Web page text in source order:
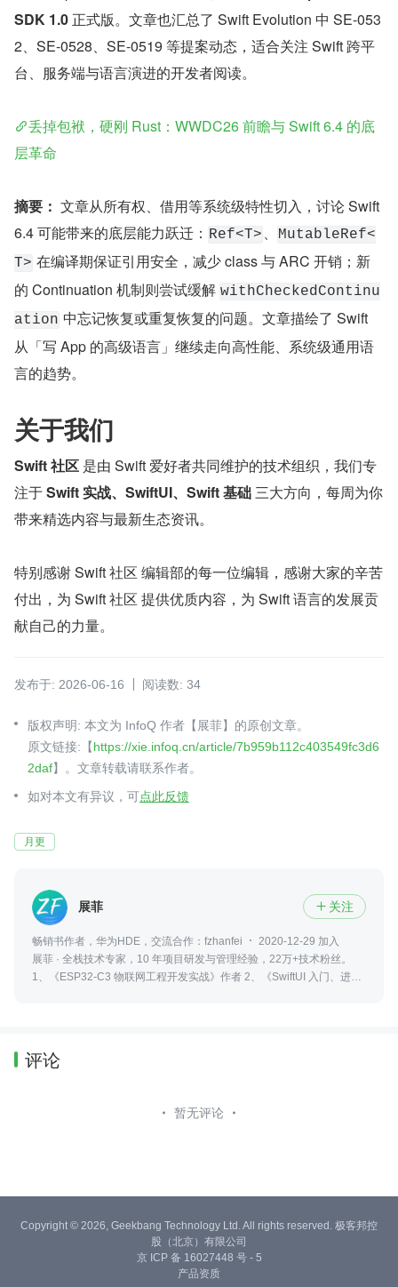
SDK 1.0 正式版。文章也汇总了 Swift Evolution 中 SE-053
2、SE-0528、SE-0519 等提案动态，适合关注 Swift 跨平
台、服务端与语言演进的开发者阅读。
丢掉包袱，硬刚 Rust：WWDC26 前瞻与 Swift 6.4 的底
层革命
摘要： 文章从所有权、借用等系统级特性切入，讨论 Swift
6.4 可能带来的底层能力跃迁： Ref<T> 、
MutableRef<
T> 在编译期保证引用安全，减少 class 与 ARC 开销；新
的 Continuation 机制则尝试缓解 withCheckedContinu
ation 中忘记恢复或重复恢复的问题。文章描绘了 Swift
从「写 App 的高级语言」继续走向高性能、系统级通用语
言的趋势。
关于我们
Swift 社区 是由 Swift 爱好者共同维护的技术组织，我们专
注于 Swift 实战、SwiftUI、Swift 基础 三大方向，每周为你
带来精选内容与最新生态资讯。
特别感谢 Swift 社区 编辑部的每一位编辑，感谢大家的辛苦
付出，为 Swift 社区 提供优质内容，为 Swift 语言的发展贡
献自己的力量。
发布于: 2026-06-16 阅读数: 34
版权声明: 本文为 InfoQ 作者【展菲】的原创文章。
原文链接:【https://xie.infoq.cn/article/7b959b112c403549fc3d6
2daf】。文章转载请联系作者。
如对本文有异议，可点此反馈
月更
展菲  关注
畅销书作者，华为HDE，交流合作：fzhanfei
2020-12-29 加入
展菲 · 全栈技术专家，10 年项目研发与管理经验，22万+技术粉丝。
1、《ESP32-C3 物联网工程开发实战》作者 2、《SwiftUI 入门、进阶
评论
暂无评论
Copyright © 2026, Geekbang Technology Ltd. All rights reserved. 极客邦控
股（北京）有限公司
京 ICP 备 16027448 号 - 5
产品资质